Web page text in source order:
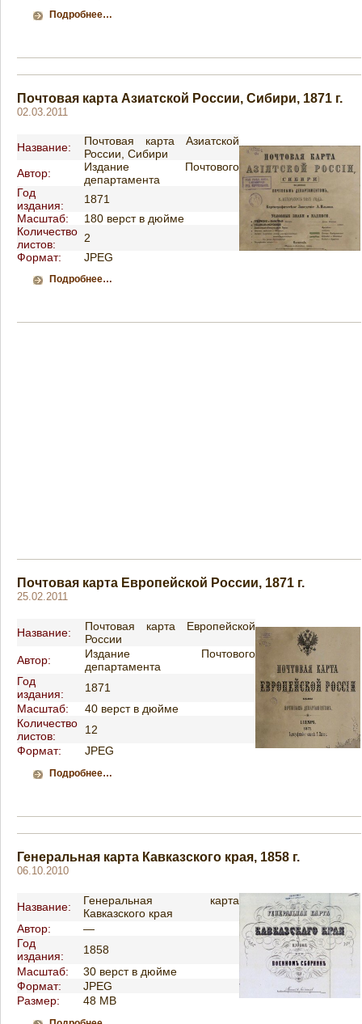
Подробнее…
Почтовая карта Азиатской России, Сибири, 1871 г.
02.03.2011
Название:
Почтовая карта Азиатской
России, Сибири
Автор:
Издание Почтового
департамента
Год
издания:
1871
Масштаб:
180 верст в дюйме
Количество
листов:
2
Формат:
JPEG
Подробнее…
Почтовая карта Европейской России, 1871 г.
25.02.2011
Название:
Почтовая карта Европейской
России
Автор:
Издание Почтового
департамента
Год
издания:
1871
Масштаб:
40 верст в дюйме
Количество
листов:
12
Формат:
JPEG
Подробнее…
Генеральная карта Кавказского края, 1858 г.
06.10.2010
Название:
Генеральная карта
Кавказского края
Автор:
—
Год
издания:
1858
Масштаб:
30 верст в дюйме
Формат:
JPEG
Размер:
48 MB